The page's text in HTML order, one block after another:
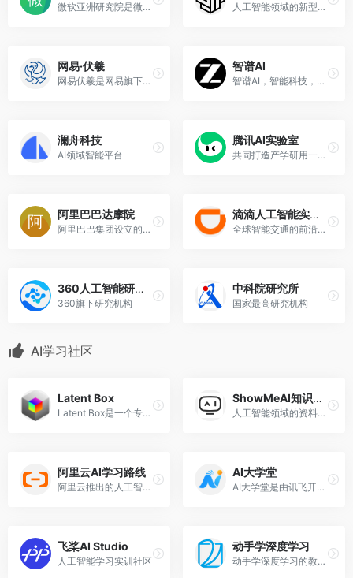
微软亚洲研究院是微软公司在海外开设的第二家基础科研机构 人工智能领域的新型研发机构
网易·伏羲
网易伏羲是网易旗下专业从事...
智谱AI
智谱AI，智能科技，创新未来
澜舟科技
AI领域智能平台
腾讯AI实验室
共同打造产学研用一体的AI生态
阿里巴巴达摩院
阿里巴巴集团设立的全球科研机构,阿里巴巴达摩院
滴滴人工智能实验室
全球智能交通的前沿科技实验室
360人工智能研究院
360旗下研究机构
中科院研究所
国家最高研究机构
AI学习社区
Latent Box
Latent Box是一个专注于AI（人工智能）、创意和艺术领域的精选合集导航站。它汇总了丰富的工具网站，提供了一种新的获取AI工具的方式
ShowMeAI知识社区
人工智能领域的资料库和学习社区
阿里云AI学习路线
阿里云推出的人工智能学习路线
AI大学堂
AI大学堂是由讯飞开放平台打造的人工智能专业学习平台
飞桨AI Studio
人工智能学习实训社区
动手学深度学习
动手学深度学习的教材和课程